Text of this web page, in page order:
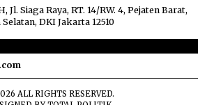
Jl. Siaga Raya, RT. 14/RW. 4, Pejaten Barat,
DKI Jakarta 12510
ALL RIGHTS RESERVED.